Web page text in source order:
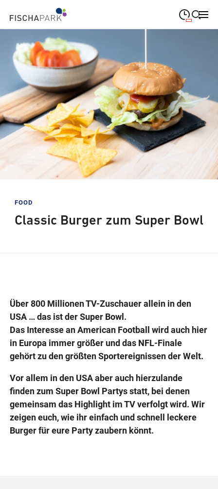
Montag
MONTAG
Dienstag
DIENSTAG 09:00
Mittwoch
MITTWOCH 09:00—
Donnerstag
DONNERSTAG 09:00— 19:00
Freitag
FREITAG 09:00—
Wegbeschreibung
FOOD
Classic Burger zum Super Bowl
Über 800 Millionen TV-Zuschauer allein in den
USA … das ist der Super Bowl.
Das Interesse an American Football wird auch hier
in Europa immer größer und das NFL-Finale
gehört zu den größten Sportereignissen der Welt.
Vor allem in den USA aber auch hierzulande
finden zum Super Bowl Partys statt, bei denen
gemeinsam das Highlight im TV verfolgt wird. Wir
zeigen euch, wie ihr einfach und schnell leckere
Burger für eure Party zaubern könnt.